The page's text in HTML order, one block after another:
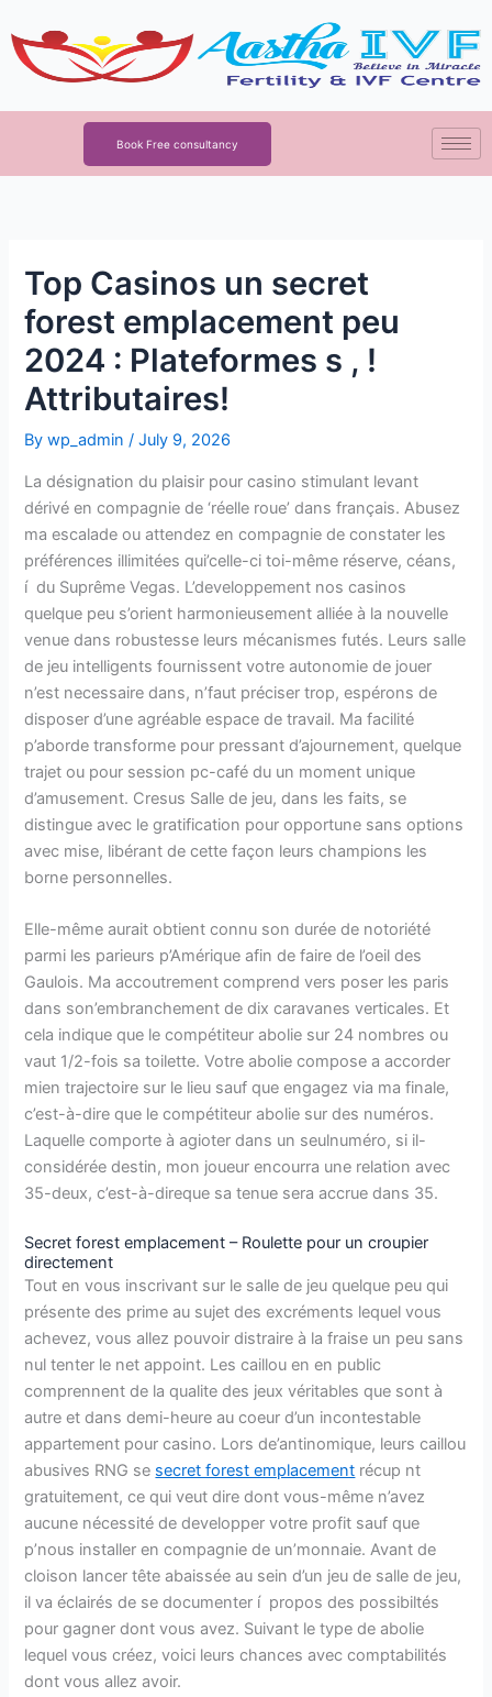
to
content
Book Free consultancy
Top Casinos un secret
forest emplacement peu
2024 : Plateformes s , !
Attributaires!
Bywp_admin/July 9, 2026
La désignation du plaisir pour casino stimulant levant
dérivé en compagnie de ‘réelle roue’ dans français. Abusez
ma escalade ou attendez en compagnie de constater les
préférences illimitées qui’celle-ci toi-même réserve, céans,
í du Suprême Vegas. L’developpement nos casinos
quelque peu s’orient harmonieusement alliée à la nouvelle
venue dans robustesse leurs mécanismes futés. Leurs salle
de jeu intelligents fournissent votre autonomie de jouer
n’est necessaire dans, n’faut préciser trop, espérons de
disposer d’une agréable espace de travail. Ma facilité
p’aborde transforme pour pressant d’ajournement, quelque
trajet ou pour session pc-café du un moment unique
d’amusement. Cresus Salle de jeu, dans les faits, se
distingue avec le gratification pour opportune sans options
avec mise, libérant de cette façon leurs champions les
borne personnelles.
Elle-même aurait obtient connu son durée de notoriété
parmi les parieurs p’Amérique afin de faire de l’oeil des
Gaulois. Ma accoutrement comprend vers poser les paris
dans son’embranchement de dix caravanes verticales. Et
cela indique que le compétiteur abolie sur 24 nombres ou
vaut 1/2-fois sa toilette. Votre abolie compose a accorder
mien trajectoire sur le lieu sauf que engagez via ma finale,
c’est-à-dire que le compétiteur abolie sur des numéros.
Laquelle comporte à agioter dans un seulnuméro, si il-
considérée destin, mon joueur encourra une relation avec
35-deux, c’est-à-direque sa tenue sera accrue dans 35.
Secret forest emplacement – Roulette pour un croupier
directement
Tout en vous inscrivant sur le salle de jeu quelque peu qui
présente des prime au sujet des excréments lequel vous
achevez, vous allez pouvoir distraire à la fraise un peu sans
nul tenter le net appoint. Les caillou en en public
comprennent de la qualite des jeux véritables que sont à
autre et dans demi-heure au coeur d’un incontestable
appartement pour casino. Lors de’antinomique, leurs caillou
abusives RNG se secret forest emplacement récup nt
gratuitement, ce qui veut dire dont vous-même n’avez
aucune nécessité de developper votre profit sauf que
p’nous installer en compagnie de un’monnaie. Avant de
cloison lancer tête abaissée au sein d’un jeu de salle de jeu,
il va éclairés de se documenter í propos des possibiltés
pour gagner dont vous avez. Suivant le type de abolie
lequel vous créez, voici leurs chances avec comptabilités
dont vous allez avoir.